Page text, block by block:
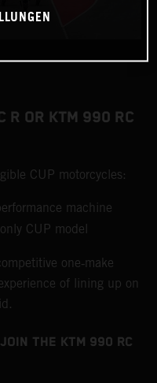
R OR KTM 990 RC
CUP motorcycles:
machine
CUP model
one‑make
of lining up on
THE KTM 990 RC